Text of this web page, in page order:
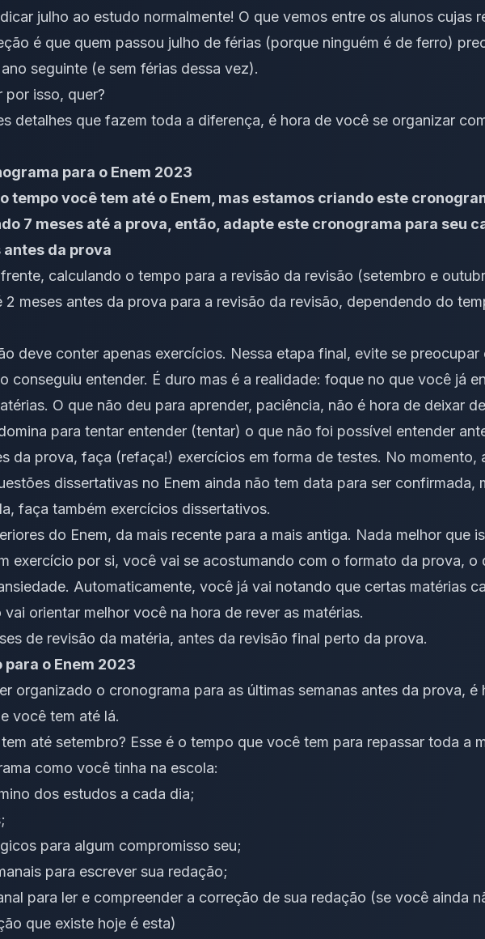
julho ao estudo normalmente! O que vemos entre os alunos cujas
é que quem passou julho de férias (porque ninguém é de ferro)
seguinte (e sem férias dessa vez).
por isso, quer?
detalhes que fazem toda a diferença, é hora de você se organizar
para o Enem 2023
tempo você tem até o Enem, mas estamos criando este
7 meses até a prova, então, adapte este cronograma para seu
da prova
calculando o tempo para a revisão da revisão (setembro e
2 meses antes da prova para a revisão da revisão, dependendo do
deve conter apenas exercícios. Nessa etapa final, evite se preocupar
conseguiu entender. É duro mas é a realidade: foque no que você já
O que não deu para aprender, paciência, não é hora de deixar
para tentar entender (tentar) o que não foi possível entender
da prova, faça (refaça!) exercícios em forma de testes. No momento,
dissertativas no Enem ainda não tem data para ser confirmada,
faça também exercícios dissertativos.
do Enem, da mais recente para a mais antiga. Nada melhor que
exercício por si, você vai se acostumando com o formato da prova, o
Automaticamente, você já vai notando que certas matérias
vai orientar melhor você na hora de rever as matérias.
de revisão da matéria, antes da revisão final perto da prova.
para o Enem 2023
organizado o cronograma para as últimas semanas antes da prova, é
você tem até lá.
até setembro? Esse é o tempo que você tem para repassar toda a
como você tinha na escola:
dos estudos a cada dia;
para algum compromisso seu;
para escrever sua redação;
para ler e compreender a correção de sua redação (se você ainda
que existe hoje é esta)